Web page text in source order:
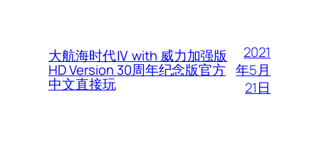
大航海时代Ⅳ with 威力加强版
HD Version 30周年纪念版官方
中文直接玩
2021
年5月
21日